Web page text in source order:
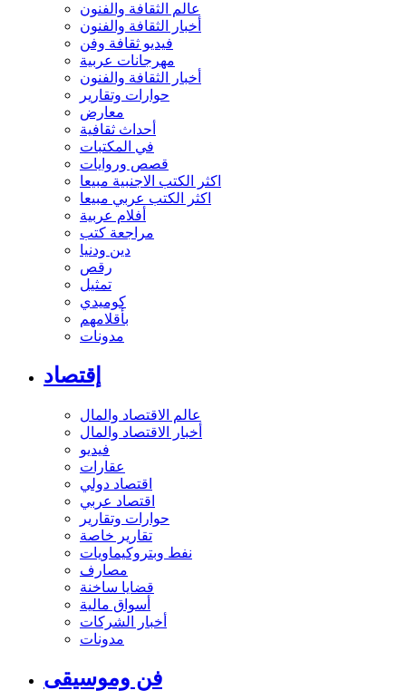
عالم الثقافة والفنون
أخبار الثقافة والفنون
فيديو ثقافة وفن
مهرجانات عربية
أخبار الثقافة والفنون
حوارات وتقارير
معارض
أحداث ثقافية
في المكتبات
قصص وروايات
اكثر الكتب الاجنبية مبيعا
اكثر الكتب عربي مبيعا
أفلام عربية
مراجعة كتب
دين ودنيا
رقص
تمثيل
كوميدي
بأقلامهم
مدونات
إقتصاد
عالم الاقتصاد والمال
أخبار الاقتصاد والمال
فيديو
عقارات
اقتصاد دولي
اقتصاد عربي
حوارات وتقارير
تقارير خاصة
نفط وبتروكيماويات
مصارف
قضايا ساخنة
أسواق مالية
أخبار الشركات
مدونات
فن وموسيقى